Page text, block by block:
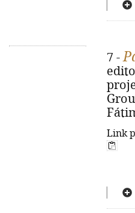
7 -
Link